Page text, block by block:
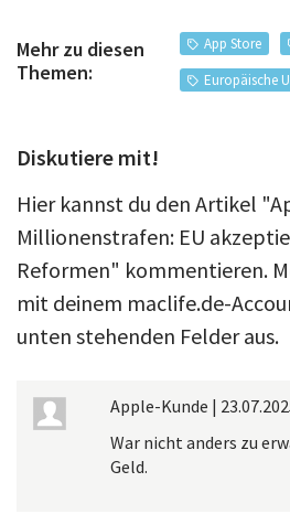
Mehr zu diesen
Themen:
App Store
Europäische
Diskutiere mit!
Hier kannst du den Artikel
Millionenstrafen: EU
Reformen" kommentieren.
mit deinem maclife.de-
unten stehenden Felder aus.
Apple-Kunde |
War nicht anders zu
Geld.